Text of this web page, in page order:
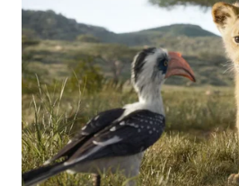
WN
BEKASI
WN
BOGOR
WN
DEPOK